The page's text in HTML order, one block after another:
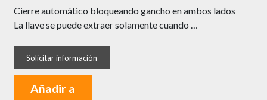
Cierre automático bloqueando gancho en ambos lados
La llave se puede extraer solamente cuando …
Añadir a